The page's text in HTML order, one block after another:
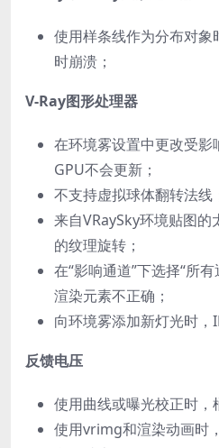
使用样条线作为分布对
时崩溃；
V-Ray图形处理器
在环境雾设置中更改受影
GPU不会更新；
不支持虚拟球体翻转法线
来自VRaySky环境贴图的
的纹理旋转；
在“影响通道”下选择“所
渲染元素不正确；
向环境雾添加新灯光时，
反馈电压
使用曲线或曝光校正时，
使用vrimg和渲染动画时